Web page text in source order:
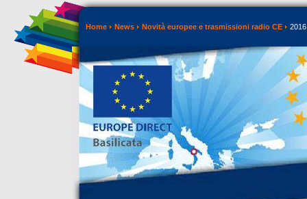
Home News Novità europee e trasmissioni radio CE 2016